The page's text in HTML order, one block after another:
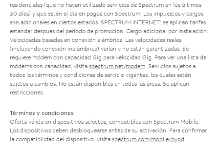
residenciales (que no hayan utilizado servicios de Spectrum en los últimos
30 días) y que estén al día en pagos con Spectrum. Los impuestos y cargos
son adicionales en ciertos estados. SPECTRUM INTERNET: se aplican tarifas
estándar después del período de promoción. Cargo adicional por instalación.
Velocidades basadas en conexión alámbrica. Las velocidades reales
(incluyendo conexión inalámbrica) varían y no están garantizadas. Se
requiere módem con capacidad Gig para velocidad Gig. Para ver una lista de
módems con capacidad, visita spectrum.net/modem . Servicios sujetos a
todos los términos y condiciones de servicio vigentes, los cuales están
sujetos a cambios. No están disponibles en todas las áreas. Se aplican
restricciones.
Términos y condiciones
Oferta válida en dispositivos selectos, compatibles con Spectrum Mobile.
Los dispositivos deben desbloquearse antes de su activación. Para confirmar
la compatibilidad del dispositivo, visita spectrum.com/mobile/byod